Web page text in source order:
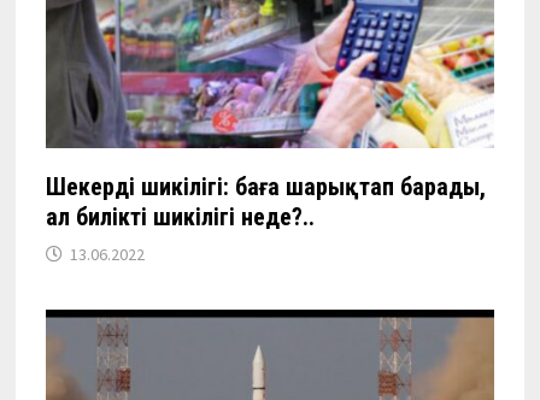
Шекердің шикілігі: баға шарықтап барады,
ал биліктің шикілігі неде?..
13.06.2022